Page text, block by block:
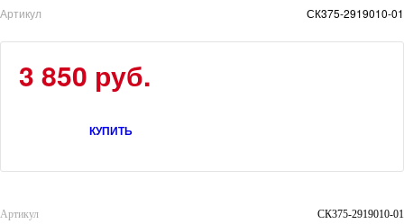
Артикул СК375-2919010-01
3 850 руб.
КУПИТЬ
Артикул СК375-2919010-01